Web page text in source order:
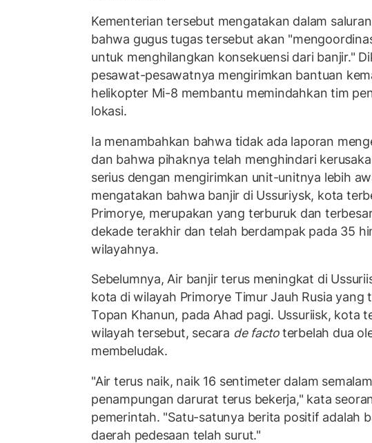
Kementerian tersebut mengatakan dalam
bahwa gugus tugas tersebut akan
untuk menghilangkan konsekuensi dari banjir."
pesawat-pesawatnya mengirimkan bantuan
helikopter Mi-8 membantu memindahkan tim
lokasi.
Ia menambahkan bahwa tidak ada laporan
dan bahwa pihaknya telah menghindari
serius dengan mengirimkan unit-unitnya lebih
mengatakan bahwa banjir di Ussuriysk, kota
Primorye, merupakan yang terburuk dan
dekade terakhir dan telah berdampak pada 35
wilayahnya.
Sebelumnya, Air banjir terus meningkat di
kota di wilayah Primorye Timur Jauh Rusia yang
Topan Khanun, pada Ahad pagi. Ussuriisk, kota
wilayah tersebut, secara de factoterbelah dua
membeludak.
"Air terus naik, naik 16 sentimeter dalam
penampungan darurat terus bekerja," kata
pemerintah. "Satu-satunya berita positif adalah
daerah pedesaan telah surut."